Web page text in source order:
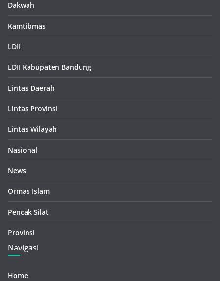
Dakwah
Kamtibmas
LDII
LDII Kabupaten Bandung
Lintas Daerah
Lintas Provinsi
Lintas Wilayah
Nasional
News
Ormas Islam
Pencak Silat
Provinsi
Navigasi
Home